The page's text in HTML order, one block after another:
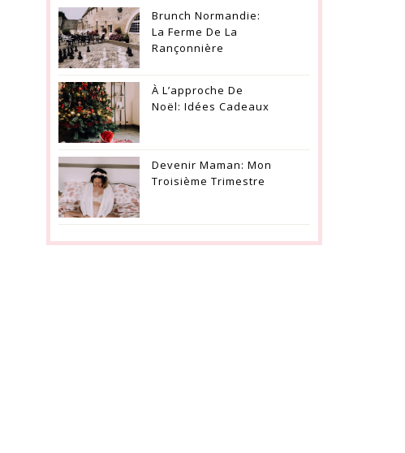
Brunch Normandie:
La Ferme De La
Rançonnière
À L’approche De
Noël: Idées Cadeaux
Devenir Maman: Mon
Troisième Trimestre